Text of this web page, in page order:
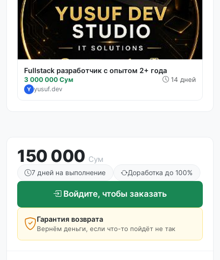
Fullstack разработчик с опытом 2+ года
3 000 000 Сум 14 дней
Y yusuf.dev
150 000 Сум
7 дней на выполнение Доработка до 100%
Войдите, чтобы заказать
Гарантия возврата
Вернём деньги, если что-то пойдёт не так